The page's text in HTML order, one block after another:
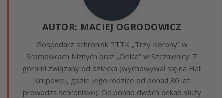
AUTOR: MACIEJ OGRODOWICZ
Gospodarz schronisk PTTK „Trzy Korony” w
Sromowcach Niżnych oraz „Orlica” w Szczawnicy. Z
górami związany od dziecka (wychowywał się na Hali
Krupowej, gdzie jego rodzice od ponad 30 lat
prowadzą schronisko). Od ponad dwóch dekad służy